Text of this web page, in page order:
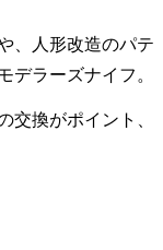
、人形改造のパテ
デラーズナイフ。
交換がポイント、